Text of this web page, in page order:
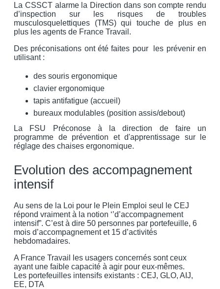
La CSSCT alarme la Direction dans son compte rendu
d’inspection sur les risques de troubles
musculosquelettiques (TMS) qui touche de plus en
plus les agents de France Travail.
Des préconisations ont été faites pour les prévenir en
utilisant :
des souris ergonomique
clavier ergonomique
tapis antifatigue (accueil)
bureaux modulables (position assis/debout)
La FSU Préconose à la direction de faire un
programme de prévention et d'apprentissage sur le
réglage des chaises ergonomique.
Evolution des accompagnement
intensif
Au sens de la Loi pour le Plein Emploi seul le CEJ
répond vraiment à la notion ‘’d’accompagnement
intensif”. C’est à dire 50 personnes par portefeuille, 6
mois d’accompagnement et 15 d’activités
hebdomadaires.
A France Travail les usagers concernés sont ceux
ayant une faible capacité à agir pour eux-mêmes.
Les portefeuilles intensifs existants : CEJ, GLO, AIJ,
EE, DTA